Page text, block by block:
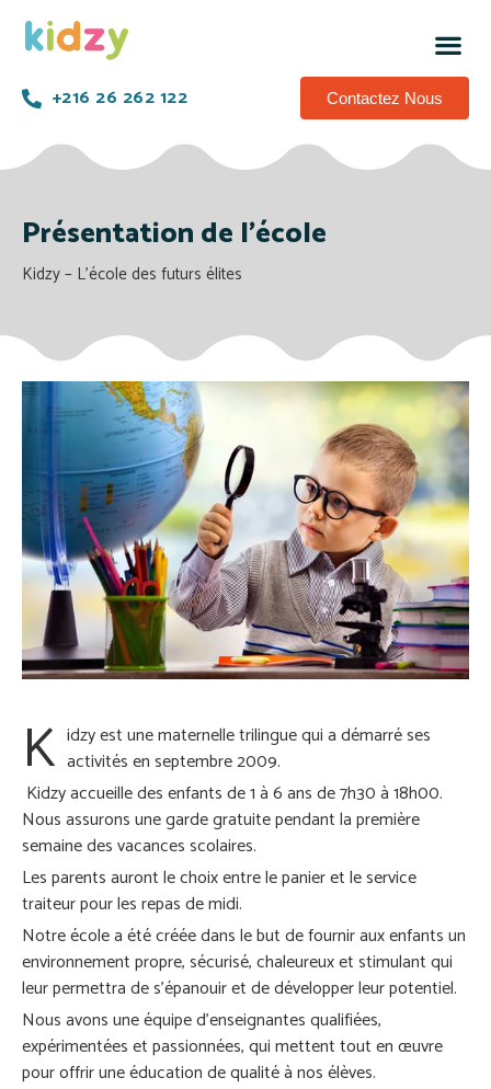
+216 26 262 122 Contactez Nous
Présentation de l’école
Kidzy – L’école des futurs élites
K idzy est une maternelle trilingue qui a démarré ses
activités en septembre 2009.
Kidzy accueille des enfants de 1 à 6 ans de 7h30 à 18h00.
Nous assurons une garde gratuite pendant la première
semaine des vacances scolaires.
Les parents auront le choix entre le panier et le service
traiteur pour les repas de midi.
Notre école a été créée dans le but de fournir aux enfants un
environnement propre, sécurisé, chaleureux et stimulant qui
leur permettra de s’épanouir et de développer leur potentiel.
Nous avons une équipe d’enseignantes qualifiées,
expérimentées et passionnées, qui mettent tout en œuvre
pour offrir une éducation de qualité à nos élèves.